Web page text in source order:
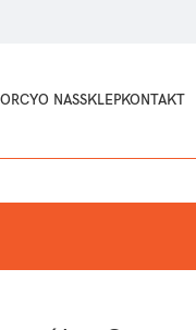
O NASSKLEPKONTAKT